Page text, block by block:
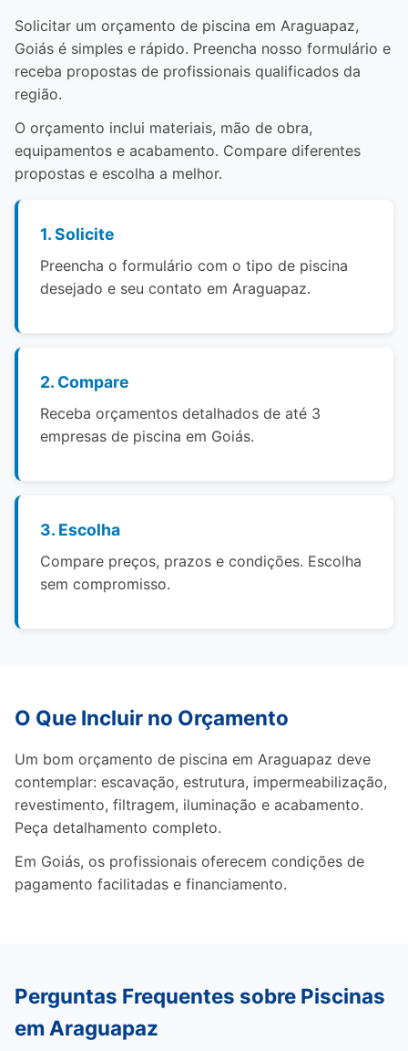
Solicitar um orçamento de piscina em Araguapaz,
Goiás é simples e rápido. Preencha nosso formulário e
receba propostas de profissionais qualificados da
região.
O orçamento inclui materiais, mão de obra,
equipamentos e acabamento. Compare diferentes
propostas e escolha a melhor.
1. Solicite
Preencha o formulário com o tipo de piscina
desejado e seu contato em Araguapaz.
2. Compare
Receba orçamentos detalhados de até 3
empresas de piscina em Goiás.
3. Escolha
Compare preços, prazos e condições. Escolha
sem compromisso.
O Que Incluir no Orçamento
Um bom orçamento de piscina em Araguapaz deve
contemplar: escavação, estrutura, impermeabilização,
revestimento, filtragem, iluminação e acabamento.
Peça detalhamento completo.
Em Goiás, os profissionais oferecem condições de
pagamento facilitadas e financiamento.
Perguntas Frequentes sobre Piscinas
em Araguapaz